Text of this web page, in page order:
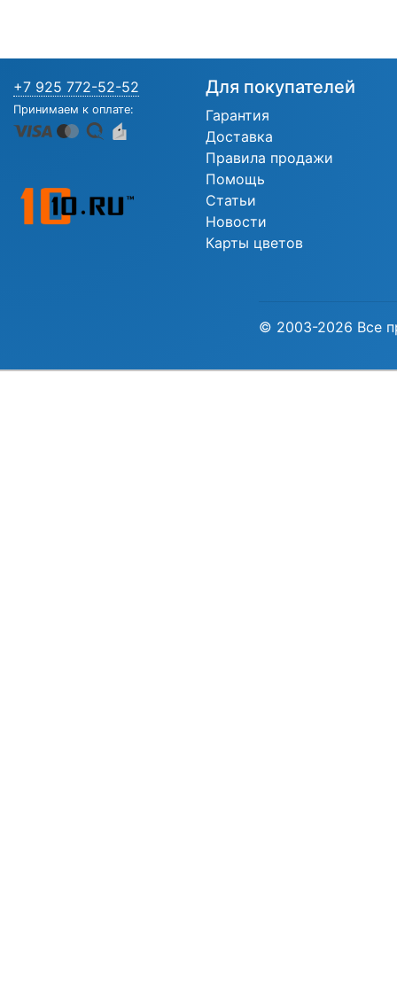
+7 925 772-52-52
Принимаем к оплате:
Для покупателей
Гарантия
Доставка
Правила продажи
Помощь
Статьи
Новости
Карты цветов
© 2003-2026 Все